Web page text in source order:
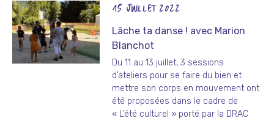
15 JUILLET 2022
Lâche ta danse ! avec Marion
Blanchot
Du 11 au 13 juillet, 3 sessions
d’ateliers pour se faire du bien et
mettre son corps en mouvement ont
été proposées dans le cadre de
« L’été culturel » porté par la DRAC